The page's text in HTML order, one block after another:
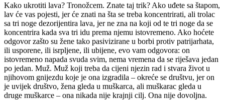
Kako ukrotiti lava? Tronožcem. Znate taj trik? Ako uđete sa štapom,
lav će vas pojesti, jer će znati na šta se treba koncentrirati, ali trolac
sa tri noge dezorijentira lava, jer ne zna na koji od te tri noge da se
koncentrira kada sva tri idu prema njemu istovremeno. Ako hoćete
odgovor zašto su žene tako pasivizirane u borbi protiv patrijarhata,
ili usporene, ili isrpljene, ili ubijene, evo vam odgovora: on
istovremeno napada svuda svim, nema vremena da se riješava jedan
po jedan. Muž. Muž koji treba da cijeni njezin rad i stvara život u
njihovom gnijezdu koje je ona izgradila – okreće se društvu, jer on
je uvijek društvo, žena gleda u muškarca, ali muškarac gleda u
druge muškarce – ona nikada nije krajnji cilj. Ona nije dovoljna.